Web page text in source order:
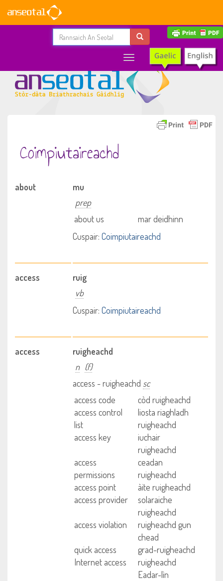
Toggle
navigation
Coimpiutaireachd
about
mu
prep
about us
mar deidhinn
Cuspair: Coimpiutaireachd
access
ruig
vb
Cuspair: Coimpiutaireachd
access
ruigheachd
n (f)
access - ruigheachd sc
access code
còd ruigheachd
access control
list
liosta riaghladh
ruigheachd
access key
iuchair
ruigheachd
access
permissions
ceadan
ruigheachd
access point
àite ruigheachd
access provider
solaraiche
ruigheachd
access violation
ruigheachd gun
chead
quick access
grad-ruigheachd
Internet access
ruigheachd
Eadar-lìn